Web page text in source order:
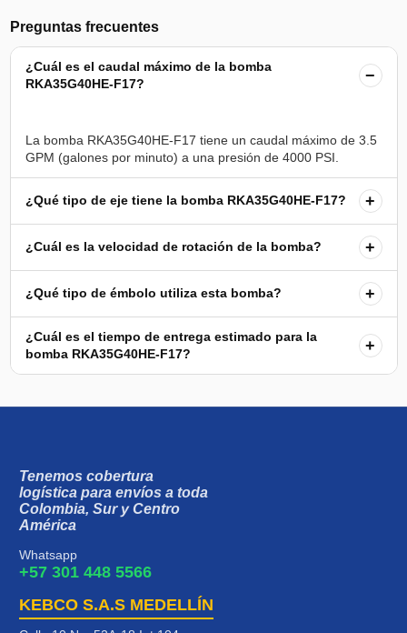
Preguntas frecuentes
¿Cuál es el caudal máximo de la bomba
RKA35G40HE-F17?
−
La bomba RKA35G40HE-F17 tiene un caudal máximo de 3.5
¿Qué tipo de eje tiene la bomba RKA35G40HE-F17? +
¿Cuál es la velocidad de rotación de la bomba? +
¿Qué tipo de émbolo utiliza esta bomba? +
¿Cuál es el tiempo de entrega estimado para la
bomba RKA35G40HE-F17?
+
Tenemos cobertura
logística para envíos a toda
Colombia, Sur y Centro
América
Whatsapp
+57 301 448 5566
KEBCO S.A.S MEDELLÍN